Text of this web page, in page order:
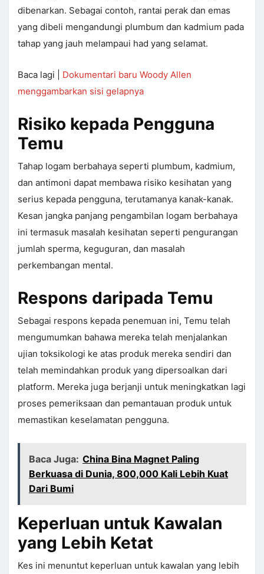
dibenarkan. Sebagai contoh, rantai perak dan emas
yang dibeli mengandungi plumbum dan kadmium pada
tahap yang jauh melampaui had yang selamat.
Baca lagi | Dokumentari baru Woody Allen
menggambarkan sisi gelapnya
Risiko kepada Pengguna
Temu
Tahap logam berbahaya seperti plumbum, kadmium,
dan antimoni dapat membawa risiko kesihatan yang
serius kepada pengguna, terutamanya kanak-kanak.
Kesan jangka panjang pengambilan logam berbahaya
ini termasuk masalah kesihatan seperti pengurangan
jumlah sperma, keguguran, dan masalah
perkembangan mental.
Respons daripada Temu
Sebagai respons kepada penemuan ini, Temu telah
mengumumkan bahawa mereka telah menjalankan
ujian toksikologi ke atas produk mereka sendiri dan
telah memindahkan produk yang dipersoalkan dari
platform. Mereka juga berjanji untuk meningkatkan lagi
proses pemeriksaan dan pemantauan produk untuk
memastikan keselamatan pengguna.
Baca Juga: China Bina Magnet Paling
Berkuasa di Dunia, 800,000 Kali Lebih Kuat
Dari Bumi
Keperluan untuk Kawalan
yang Lebih Ketat
Kes ini menuntut keperluan untuk kawalan yang lebih